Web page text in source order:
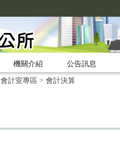
機關介紹 公告訊息
會計室專區 > 會計決算